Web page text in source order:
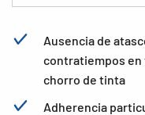
Ausencia de
contratiempos en
chorro de tinta
Adherencia